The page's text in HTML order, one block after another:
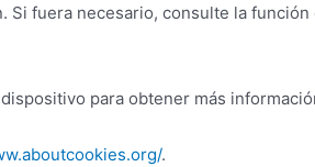
fuera necesario, consulte la
para obtener más
.